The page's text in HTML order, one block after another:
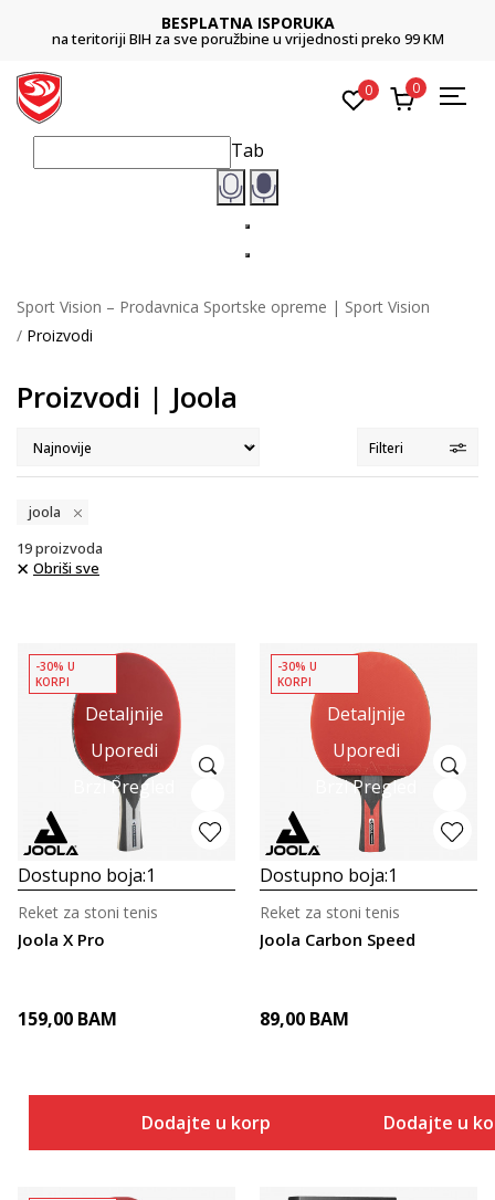
BESPLATNA ISPORUKA
na teritoriji BIH za sve poružbine u vrijednosti preko 99 KM
0 0
Tab
Sport Vision – Prodavnica Sportske opreme | Sport Vision
Proizvodi
Proizvodi | Joola
Filteri
joola
19proizvoda
Obriši sve
Detaljnije
Uporedi
Brzi Pregled
-30% U
KORPI
Dostupno boja:1
Joola X Pro
Reket za stoni tenis
159,00 BAM
Dodajte u korpu
Detaljnije
Uporedi
Brzi Pregled
-30% U
KORPI
Dostupno boja:1
Joola Carbon Speed
Reket za stoni tenis
89,00 BAM
Dodajte u